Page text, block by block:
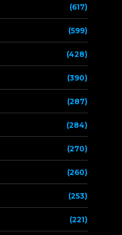
(617)
(599)
(428)
(390)
(287)
(284)
(270)
(260)
(253)
(221)